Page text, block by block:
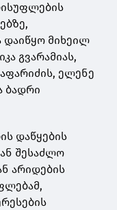
დაიწყო მიხეილ
გვარამიას,
ელენე
ბადრი
დაწყების
შესაძლო
არიდების